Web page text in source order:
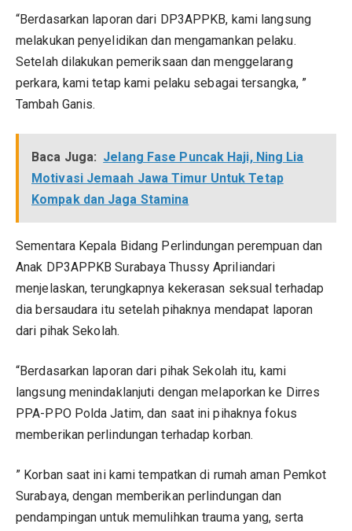
“Berdasarkan laporan dari DP3APPKB, kami langsung
melakukan penyelidikan dan mengamankan pelaku.
Setelah dilakukan pemeriksaan dan menggelarang
perkara, kami tetap kami pelaku sebagai tersangka, ”
Tambah Ganis.
Baca Juga: Jelang Fase Puncak Haji, Ning Lia
Motivasi Jemaah Jawa Timur Untuk Tetap
Kompak dan Jaga Stamina
Sementara Kepala Bidang Perlindungan perempuan dan
Anak DP3APPKB Surabaya Thussy Apriliandari
menjelaskan, terungkapnya kekerasan seksual terhadap
dia bersaudara itu setelah pihaknya mendapat laporan
dari pihak Sekolah.
“Berdasarkan laporan dari pihak Sekolah itu, kami
langsung menindaklanjuti dengan melaporkan ke Dirres
PPA-PPO Polda Jatim, dan saat ini pihaknya fokus
memberikan perlindungan terhadap korban.
” Korban saat ini kami tempatkan di rumah aman Pemkot
Surabaya, dengan memberikan perlindungan dan
pendampingan untuk memulihkan trauma yang, serta